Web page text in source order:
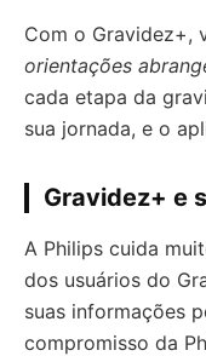
Com o Gravidez+,
orientações
cada etapa da
sua jornada, e o
Gravidez+ e
A Philips cuida
dos usuários do
suas informações
compromisso da